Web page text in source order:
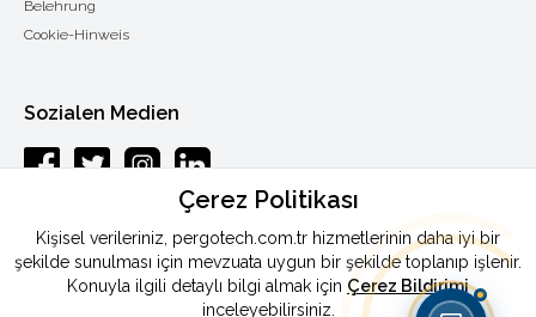
Belehrung
Cookie-Hinweis
Sozialen Medien
ISTANBUL
Telefon:0090 444 46 72
Çerez Politikası
Kişisel verileriniz, pergotech.com.tr hizmetlerinin daha iyi bir
şekilde sunulması için mevzuata uygun bir şekilde toplanıp işlenir.
Konuyla ilgili detaylı bilgi almak için Çerez Bildirimi
inceleyebilirsiniz.